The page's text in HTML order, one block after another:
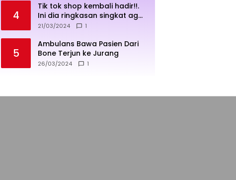
4
Tik tok shop kembali hadir!!.
Ini dia ringkasan singkat agar
penjualan lebih sukses
21/03/2024 1
5
Ambulans Bawa Pasien Dari
Bone Terjun ke Jurang
26/03/2024 1